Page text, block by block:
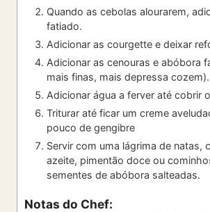
Quando as cebolas alourarem,
fatiado.
Adicionar as courgette e deixar
Adicionar as cenouras e abóbora
mais finas, mais depressa cozem).
Adicionar água a ferver até cobrir
Triturar até ficar um creme
pouco de gengibre
Servir com uma lágrima de natas,
azeite, pimentão doce ou
sementes de abóbora salteadas.
Notas do Chef: